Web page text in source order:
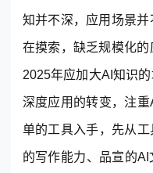
知并不深，应用场景
在摸索，缺乏规模化
2025年应加大AI知识
深度应用的转变，注
单的工具入手，先从
的写作能力、品宣的